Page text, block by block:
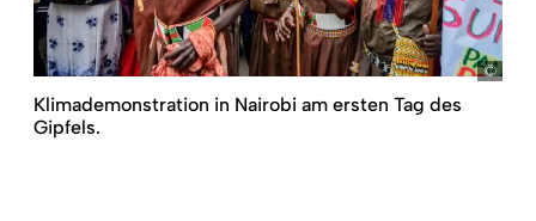
Klimademonstration in Nairobi am ersten Tag des
Gipfels.